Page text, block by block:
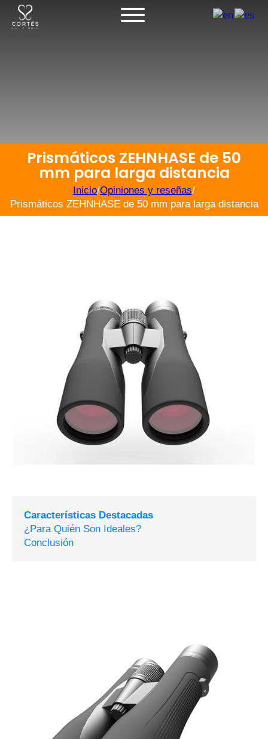
Prismáticos ZEHNHASE de 50
mm para larga distancia
Inicio/Opiniones y reseñas/
Prismáticos ZEHNHASE de 50 mm para larga distancia
Características Destacadas
¿Para Quién Son Ideales?
Conclusión